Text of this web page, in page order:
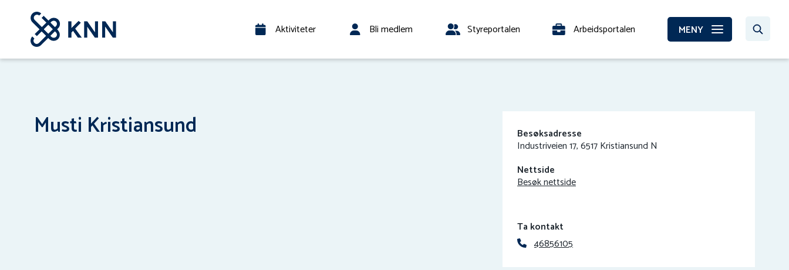
Aktiviteter Bli medlem Styreportalen Arbeidsportalen MENY
Musti Kristiansund Besøksadresse
Industriveien 17, 6517 Kristiansund N
Nettside
Besøk nettside
Ta kontakt
46856105